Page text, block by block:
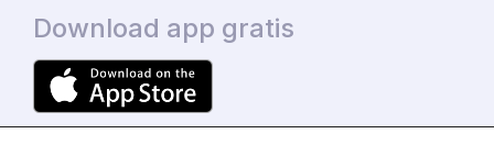
Download app gratis